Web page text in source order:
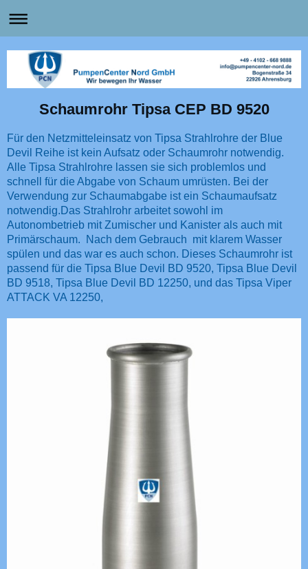
Schaumrohr Tipsa CEP BD 9520
Für den Netzmitteleinsatz von Tipsa Strahlrohre der Blue
Devil Reihe ist kein Aufsatz oder Schaumrohr notwendig.
Alle Tipsa Strahlrohre lassen sie sich problemlos und
schnell für die Abgabe von Schaum umrüsten. Bei der
Verwendung zur Schaumabgabe ist ein Schaumaufsatz
notwendig.Das Strahlrohr arbeitet sowohl im
Autonombetrieb mit Zumischer und Kanister als auch mit
Primärschaum. Nach dem Gebrauch mit klarem Wasser
spülen und das war es auch schon. Dieses Schaumrohr ist
passend für die Tipsa Blue Devil BD 9520, Tipsa Blue Devil
BD 9518, Tipsa Blue Devil BD 12250, und das Tipsa Viper
ATTACK VA 12250,